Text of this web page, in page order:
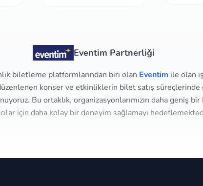
Eventim Partnerliği
biletleme platformlarından biri olan Eventim ile olan
konser ve etkinliklerin bilet satış süreçlerinde
Bu ortaklık, organizasyonlarımızın daha geniş bir
için daha kolay bir deneyim sağlamayı